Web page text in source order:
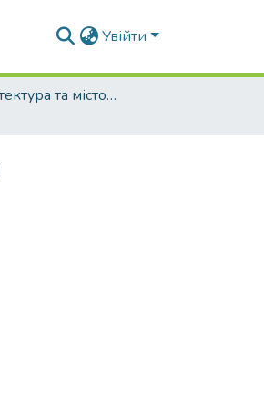
Увійти
191 Архітектура та містобудування